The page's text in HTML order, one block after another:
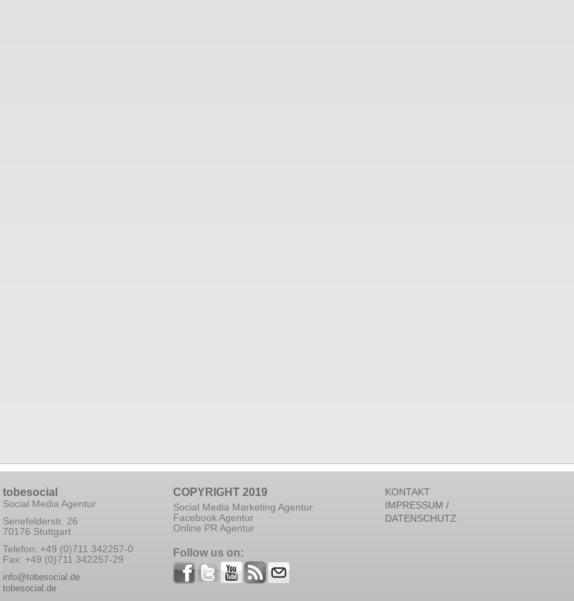
tobesocial
Social Media Agentur
Senefelderstr. 26
70176 Stuttgart
Telefon: +49 (0)711 342257-0
Fax: +49 (0)711 342257-29
info@tobesocial.de
tobesocial.de
COPYRIGHT 2019
Social Media Marketing Agentur
Facebook Agentur
Online PR Agentur
Follow us on:
KONTAKT
IMPRESSUM /
DATENSCHUTZ